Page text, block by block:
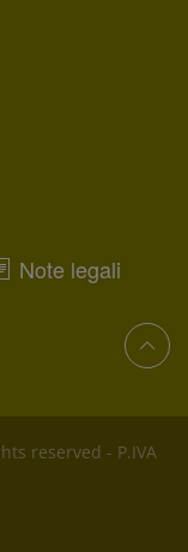
Note legali
reserved - P.IVA